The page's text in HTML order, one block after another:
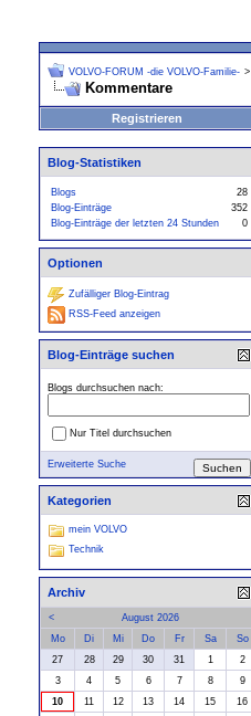
VOLVO-FORUM -die VOLVO-Familie- >
Kommentare
Registrieren
Blog-Statistiken
Blogs
28
Blog-Einträge
352
Blog-Einträge der letzten 24 Stunden
0
Optionen
Zufälliger Blog-Eintrag
RSS-Feed anzeigen
Blog-Einträge suchen
Blogs durchsuchen nach:
Nur Titel durchsuchen
Erweiterte Suche
Kategorien
mein VOLVO
Technik
Archiv
<
August 2026
Mo
Di Mi Do Fr Sa
So
27
28 29 30 31 1
2
3
4 5 6 7 8
9
10
11 12 13 14 15
16